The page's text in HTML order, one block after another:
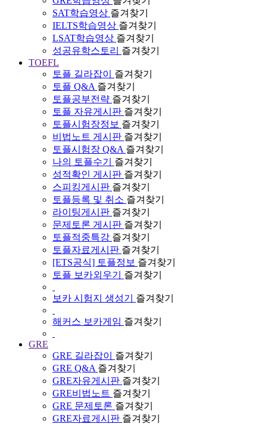
SAT학습영상 즐겨찾기
IELTS학습영상 즐겨찾기
LSAT학습영상 즐겨찾기
성공유학스토리 즐겨찾기
TOEFL
토플 길라잡이
즐겨찾기
토플 Q&A 즐겨찾기
토플공부전략 즐겨찾기
토플 자유게시판 즐겨찾기
토플시험장정보 즐겨찾기
비법노트 게시판 즐겨찾기
토플시험장 Q&A 즐겨찾기
나의 토플수기
즐겨찾기
성적확인 게시판 즐겨찾기
스피킹게시판 즐겨찾기
토플등록 및 취소 즐겨찾기
라이팅게시판 즐겨찾기
문제토론 게시판 즐겨찾기
토플적중특강 즐겨찾기
토플자료게시판 즐겨찾기
[ETS공식] 토플정보 즐겨찾기
토플 보카외우기
즐겨찾기
보카 시험지 생성기 즐겨찾기
해커스 보카게임 즐겨찾기
GRE
GRE 길라잡이
즐겨찾기
GRE Q&A 즐겨찾기
GRE자유게시판 즐겨찾기
GRE비법노트 즐겨찾기
GRE 문제토론 즐겨찾기
GRE자료게시판 즐겨찾기